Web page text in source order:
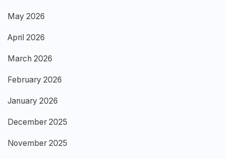
May 2026
April 2026
March 2026
February 2026
January 2026
December 2025
November 2025